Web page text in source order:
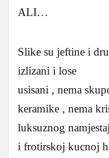
ALI…
Slike su jeftine i
izlizani i lose
usisani , nema
keramike , nema
luksuznog
i frotirskoj kucnoj